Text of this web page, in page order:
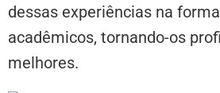
dessas experiências na
acadêmicos, tornando-os
melhores.